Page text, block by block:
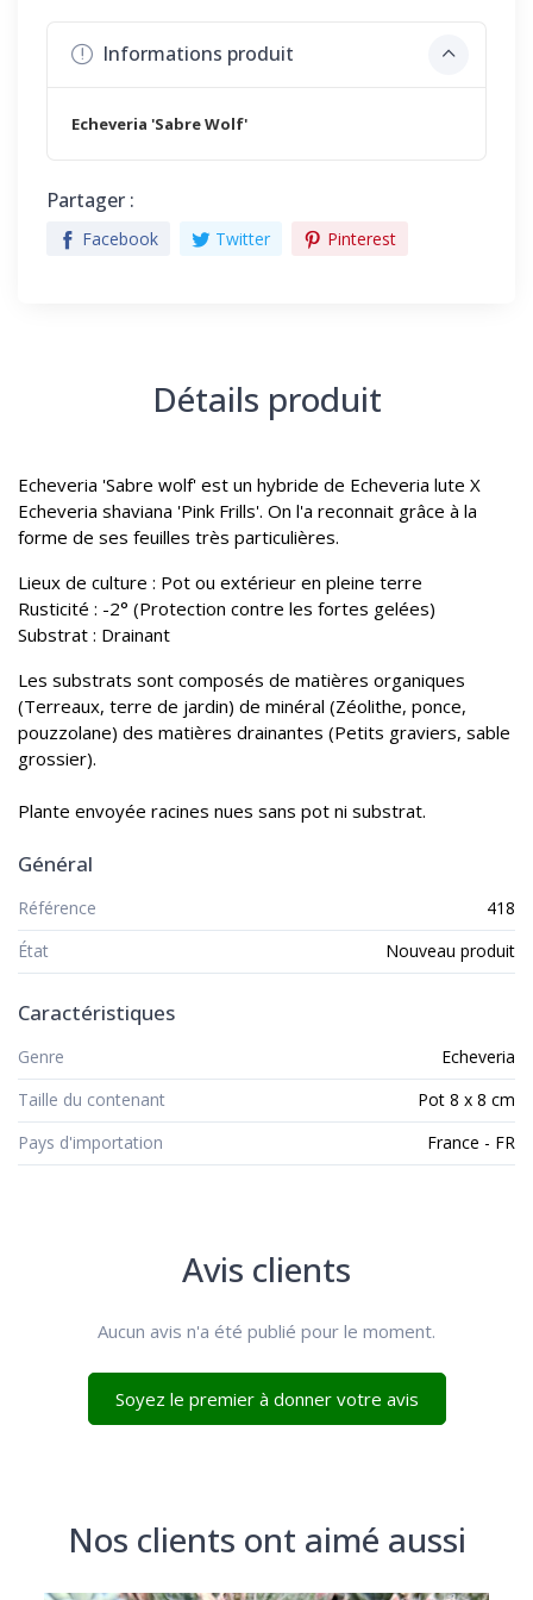
Informations produit
Echeveria 'Sabre Wolf'
Partager :
Facebook Twitter Pinterest
Détails produit
Echeveria 'Sabre wolf' est un hybride de Echeveria lute X
Echeveria shaviana 'Pink Frills'. On l'a reconnait grâce à la
forme de ses feuilles très particulières.
Lieux de culture : Pot ou extérieur en pleine terre
Rusticité : -2° (Protection contre les fortes gelées)
Substrat : Drainant
Les substrats sont composés de matières organiques
(Terreaux, terre de jardin) de minéral (Zéolithe, ponce,
pouzzolane) des matières drainantes (Petits graviers, sable
grossier).
Plante envoyée racines nues sans pot ni substrat.
Général
Référence
418
État
Nouveau produit
Caractéristiques
Genre
Echeveria
Taille du contenant
Pot 8 x 8 cm
Pays d'importation
France - FR
Avis clients
Aucun avis n'a été publié pour le moment.
Soyez le premier à donner votre avis
Nos clients ont aimé aussi